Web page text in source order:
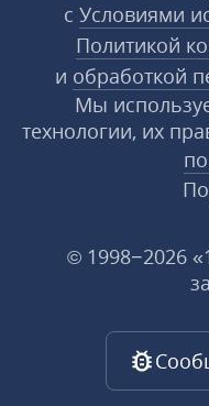
с Условиями
Политикой
и обработкой
Мы
технологии, их
© 1998−2026